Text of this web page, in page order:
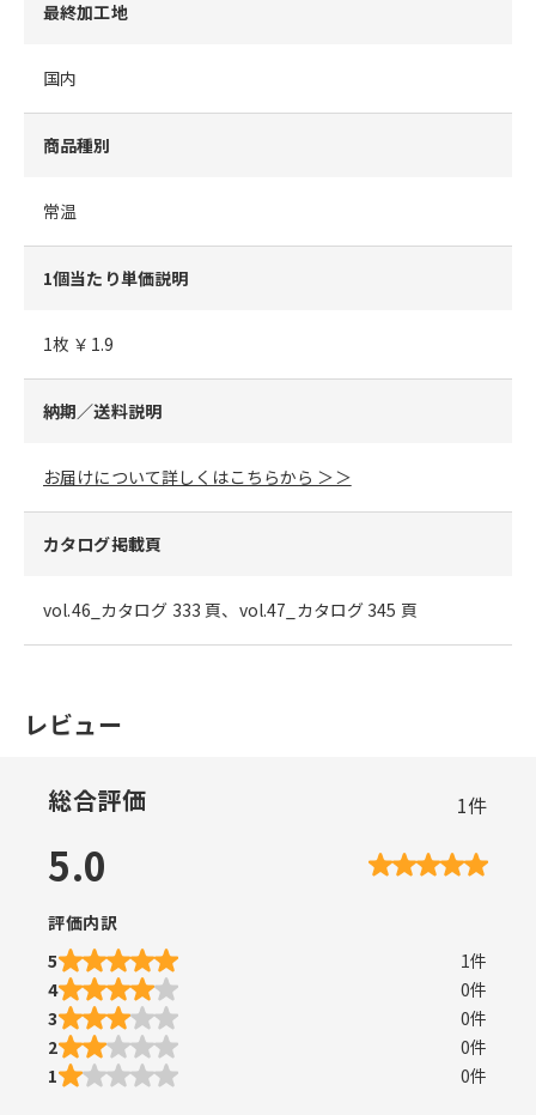
最終加工地
国内
商品種別
常温
1個当たり単価説明
1枚 ￥1.9
納期／送料説明
お届けについて詳しくはこちらから ＞＞
カタログ掲載頁
vol.46_カタログ 333 頁、vol.47_カタログ 345 頁
レビュー
総合評価 1件
5.0
評価内訳
5
1件
4
0件
3
0件
2
0件
1
0件